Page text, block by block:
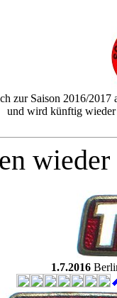
zur Saison 2016/
und wird künftig wieder
1.7.2016